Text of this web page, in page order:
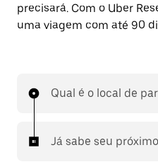
precisará. Com o Uber
uma viagem com até 90
Qual é o local de
Já sabe seu